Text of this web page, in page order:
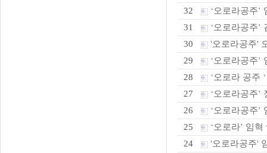
32 ‘오로라공주
31 ‘오로라공주’
30 '오로라공주'
29 ‘오로라공주’
28 ‘오로라 공주
27 ‘오로라공주
26 ‘오로라공주
25 ‘오로라’ 임
24 '오로라공주'